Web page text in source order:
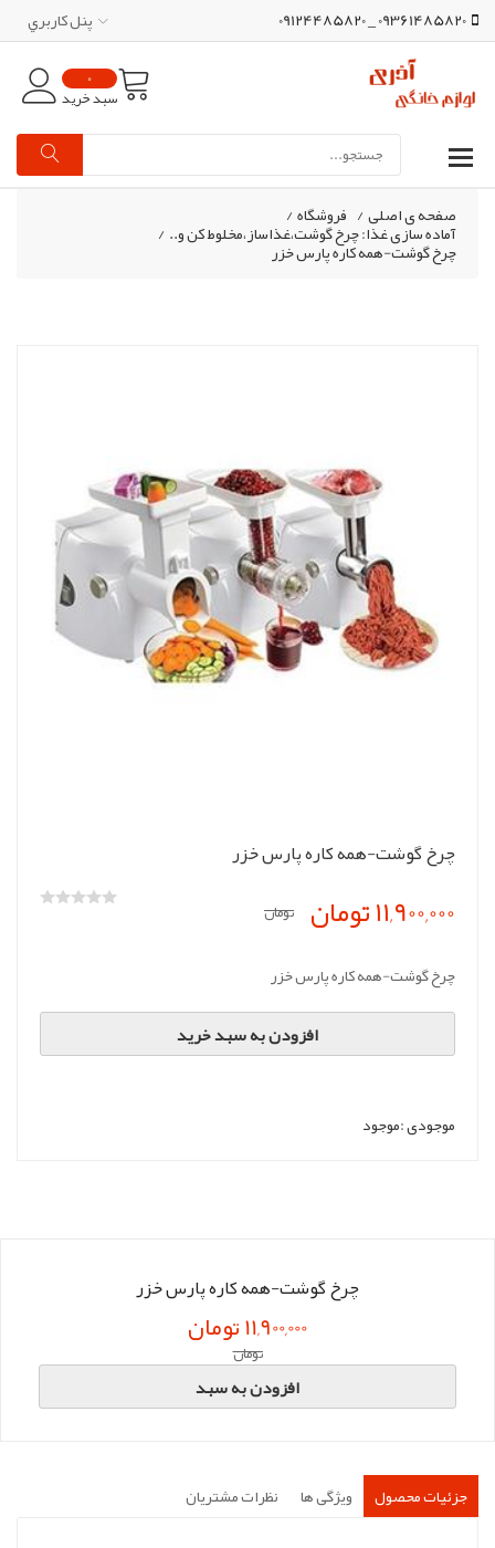
09361485820 _ 09124485820 پنل کاربري
0
سبد خرید
صفحه ی اصلی/ فروشگاه/
آماده سازی غذا: چرخ گوشت،غذاساز،مخلوط کن و.. /
چرخ گوشت-همه کاره پارس خزر
چرخ گوشت-همه کاره پارس خزر
11,900,000 تومان تومان
چرخ گوشت-همه کاره پارس خزر
افزودن به سبد خرید
موجودی :موجود
چرخ گوشت-همه کاره پارس خزر
11,900,000 تومان
تومان
افزودن به سبد
جزئیات محصول ویژگی ها نظرات مشتریان